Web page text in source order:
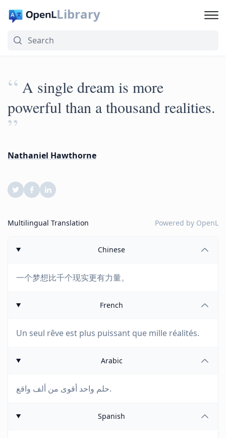
Library
“ A single dream is more
powerful than a thousand realities.
”
Nathaniel Hawthorne
Multilingual Translation Powered by OpenL
Chinese
一个梦想比千个现实更有力量。
French
Un seul rêve est plus puissant que mille réalités.
Arabic
حلم واحد أقوى من ألف واقع.
Spanish